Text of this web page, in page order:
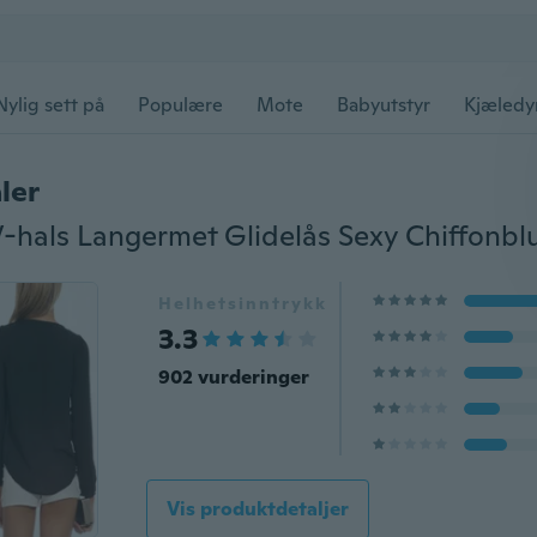
sett på Populære Mote Babyutstyr
Helhetsinntrykk
3.3
902 vurderinger
Vis produktdetaljer